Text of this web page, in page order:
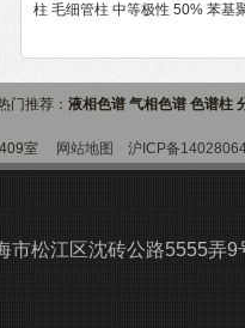
柱 毛细管柱 中等极性 50% 苯基
门推荐： 液相色谱 气相色谱 色谱柱
409室 网站地图 沪ICP备
市松江区沈砖公路5555弄9